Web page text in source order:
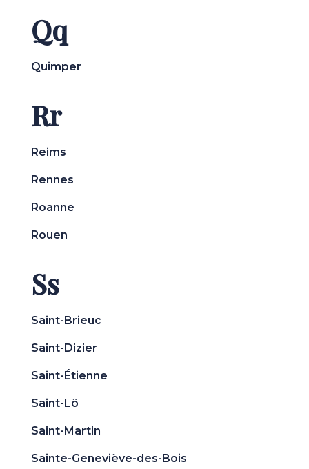
Qq
Quimper
Rr
Reims
Rennes
Roanne
Rouen
Ss
Saint-Brieuc
Saint-Dizier
Saint-Étienne
Saint-Lô
Saint-Martin
Sainte-Geneviève-des-Bois